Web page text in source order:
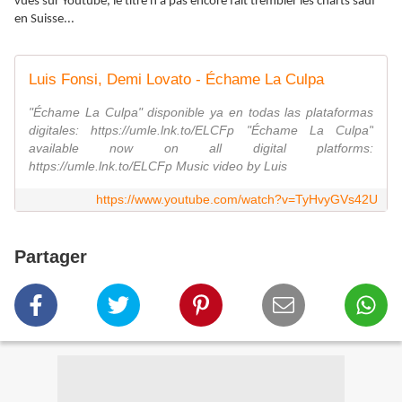
en Suisse...
Luis Fonsi, Demi Lovato - Échame La Culpa
"Échame La Culpa" disponible ya en todas las plataformas
digitales: https://umle.lnk.to/ELCFp "Échame La Culpa"
available now on all digital platforms:
https://umle.lnk.to/ELCFp Music video by Luis
https://www.youtube.com/watch?v=TyHvyGVs42U
Partager